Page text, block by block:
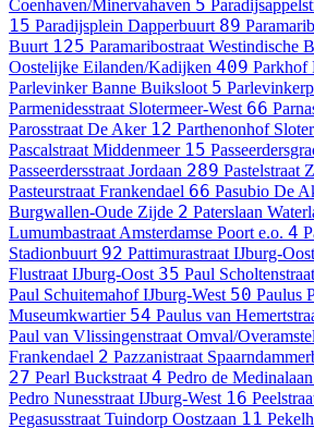
Coenhaven/Minervahaven 5
15 Paradijsplein Dapperbuurt 89
Buurt 125 Paramaribostraat Westindische
Oostelijke Eilanden/Kadijken 409 Parkhof
Parlevinker Banne Buiksloot 5
Parmenidesstraat Slotermeer-West 66
Parosstraat De Aker 12 Parthenonhof
Pascalstraat Middenmeer 15
Passeerdersstraat Jordaan 289 Pastelstraat
Pasteurstraat Frankendael 66 Pasubio De
Burgwallen-Oude Zijde 2 Paterslaan
LumumbastraatAmsterdamse Poort e.o. 4
Stadionbuurt 92 Pattimurastraat IJburg-Oost
Flustraat IJburg-Oost 35 Paul Scholtenstraat
Paul Schuitemahof IJburg-West 50 Paulus
Museumkwartier 54 Paulus van
Paul van Vlissingenstraat Omval/
Frankendael 2 Pazzanistraat
27 Pearl Buckstraat 4 Pedro de Medinalaan
Pedro Nunesstraat IJburg-West 16
Pegasusstraat Tuindorp Oostzaan 11